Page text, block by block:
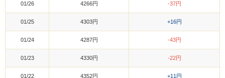
01/26 4266円 -37円
01/25 4303円 +16円
01/24 4287円 -43円
01/23 4330円 -22円
01/22 4352円 +11円